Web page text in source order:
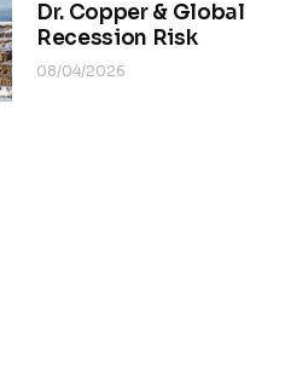
Dr. Copper & Global
Recession Risk
08/04/2026